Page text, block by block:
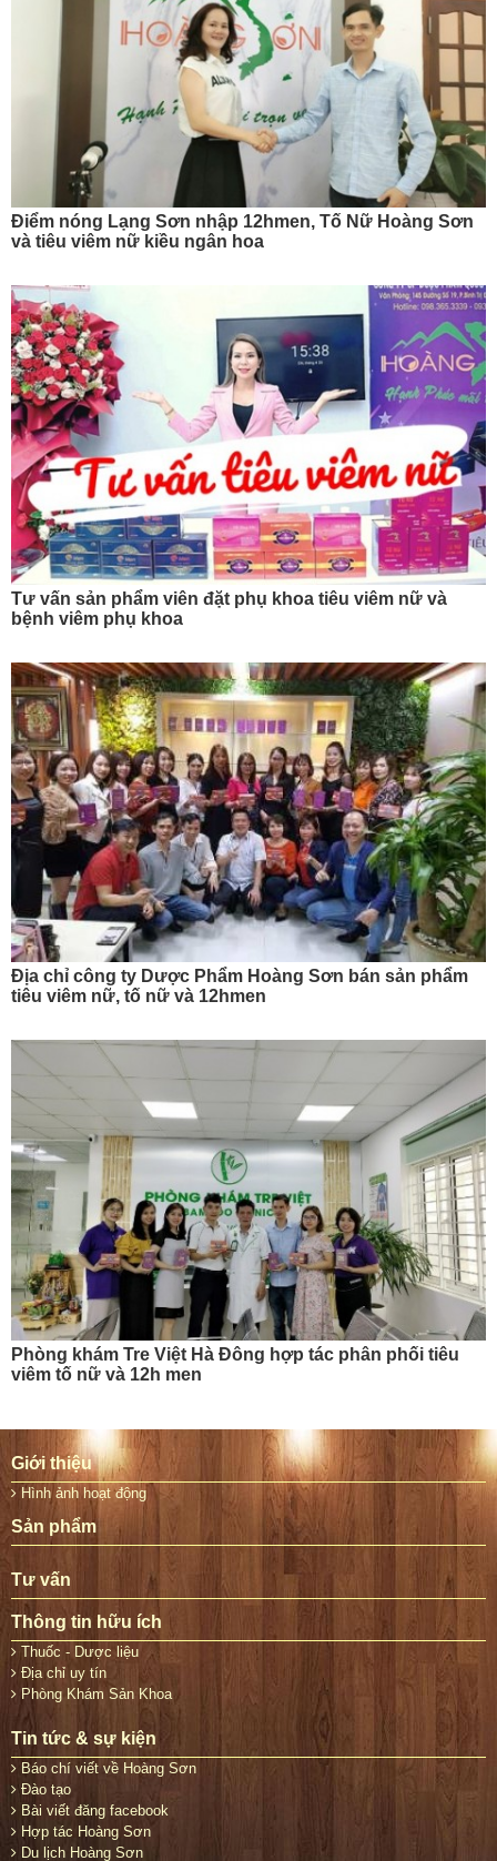
Điểm nóng Lạng Sơn nhập 12hmen, Tố Nữ Hoàng Sơn
và tiêu viêm nữ kiều ngân hoa
Tư vấn sản phẩm viên đặt phụ khoa tiêu viêm nữ và
bệnh viêm phụ khoa
Địa chỉ công ty Dược Phẩm Hoàng Sơn bán sản phẩm
tiêu viêm nữ, tố nữ và 12hmen
Phòng khám Tre Việt Hà Đông hợp tác phân phối tiêu
viêm tố nữ và 12h men
Giới thiệu
Hình ảnh hoạt động
Sản phẩm
Tư vấn
Thông tin hữu ích
Thuốc - Dược liệu
Địa chỉ uy tín
Phòng Khám Sản Khoa
Tin tức & sự kiện
Báo chí viết về Hoàng Sơn
Đào tạo
Bài viết đăng facebook
Hợp tác Hoàng Sơn
Du lịch Hoàng Sơn